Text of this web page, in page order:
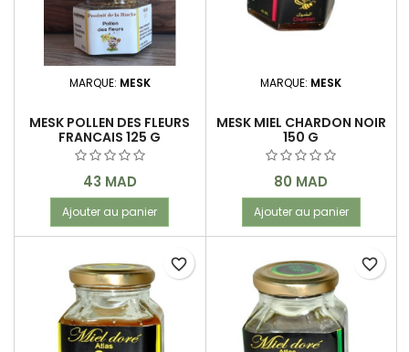
MARQUE: MESK
MESK POLLEN DES FLEURS
FRANCAIS 125 G
Prix
43 MAD
Ajouter au panier
MARQUE: MESK
MESK MIEL CHARDON NOIR
150 G
Prix
80 MAD
Ajouter au panier
favorite_border favorite_border